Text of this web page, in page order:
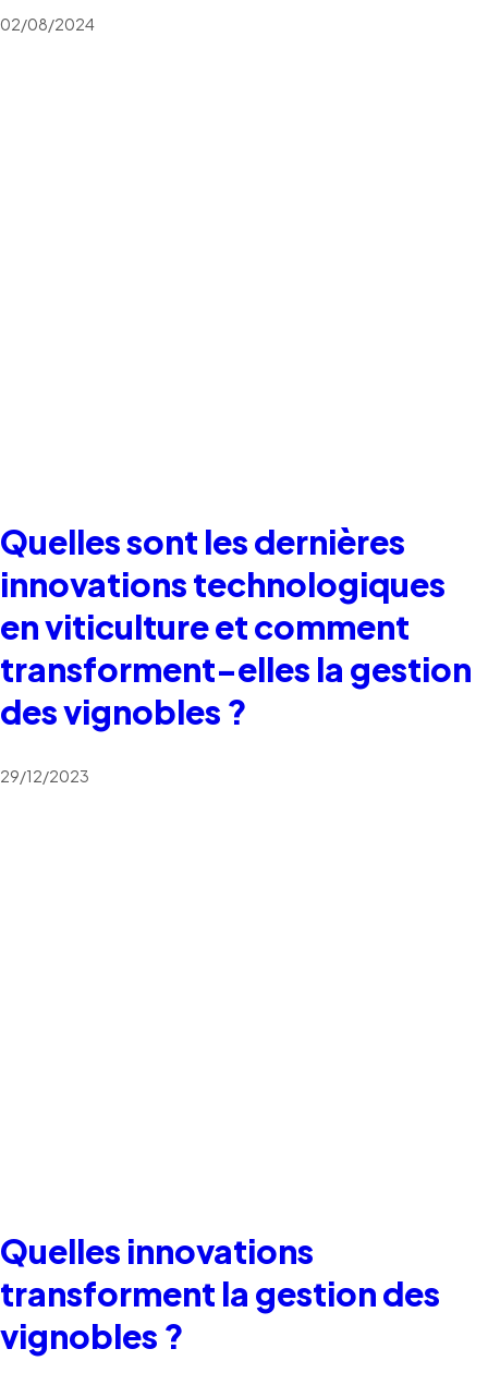
02/08/2024
Quelles sont les dernières
innovations technologiques
en viticulture et comment
transforment-elles la gestion
des vignobles ?
29/12/2023
Quelles innovations
transforment la gestion des
vignobles ?